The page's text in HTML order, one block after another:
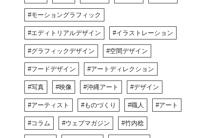
モーショングラフィック
エディトリアルデザイン イラストレーション
グラフィックデザイン 空間デザイン
フードデザイン アートディレクション
写真 映像 沖縄アート デザイン
アーティスト ものづくり 職人 アート
コラム ウェブマガジン 竹内稔